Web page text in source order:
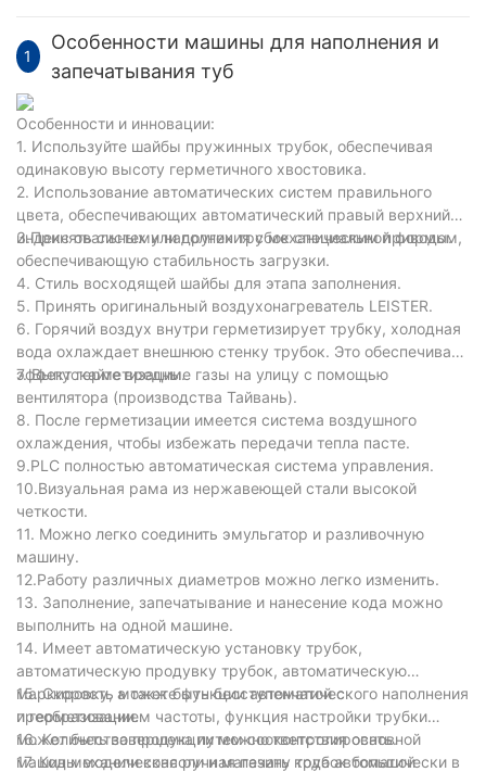
1
Особенности машины для наполнения и
запечатывания туб
Особенности и инновации:
1. Используйте шайбы пружинных трубок, обеспечивая
одинаковую высоту герметичного хвостовика.
2. Использование автоматических систем правильного
цвета, обеспечивающих автоматический правый верхний
индекс овальных или других трубок специальной формы.
3.Принять систему наполнения с механическим приводом,
обеспечивающую стабильность загрузки.
4. Стиль восходящей шайбы для этапа заполнения.
5. Принять оригинальный воздухонагреватель LEISTER.
6. Горячий воздух внутри герметизирует трубку, холодная
вода охлаждает внешнюю стенку трубок. Это обеспечивает
эффект герметизации.
7. Выпускайте вредные газы на улицу с помощью
вентилятора (производства Тайвань).
8. После герметизации имеется система воздушного
охлаждения, чтобы избежать передачи тепла пасте.
9.PLC полностью автоматическая система управления.
10.Визуальная рама из нержавеющей стали высокой
четкости.
11. Можно легко соединить эмульгатор и разливочную
машину.
12.Работу различных диаметров можно легко изменить.
13. Заполнение, запечатывание и нанесение кода можно
выполнить на одной машине.
14. Имеет автоматическую установку трубок,
автоматическую продувку трубок, автоматическую
маркировку, а также функции автоматического наполнения
и герметизации.
15. Скорость может быть бесступенчатой ​​с
преобразованием частоты, функция настройки трубки
может быть завершена путем соответствия основной
машины модели консоли и магазину трубок большой
16. Количество продукции можно контролировать.
17. Код механическая ручная печать кода автоматически в